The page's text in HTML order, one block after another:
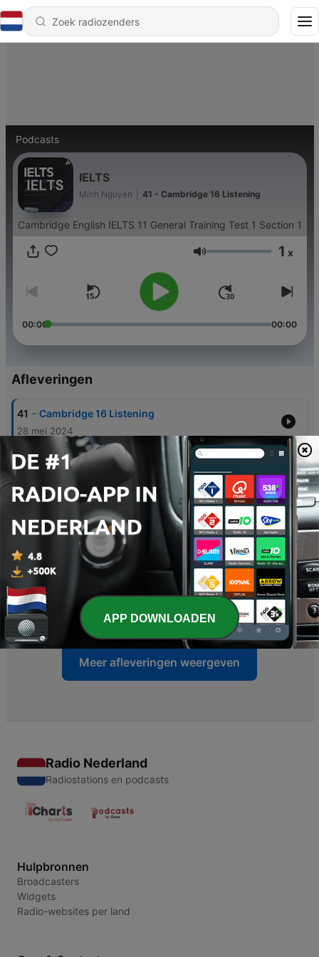
Podcasts
IELTS
Minh Nguyen 41 - Cambridge 16 Listening
Cambridge English IELTS 11 General Training Test 1 Section 1
Volume 1 x
00:00 00:00
Afleveringen
41 - Cambridge 16 Listening
28 mei 2024
31 - CAMBRIDGE VOCABULARY FOR IELTS (Inter)
20 - GT_IELTS15
27 aug. 2021
19 - GT_IELTS14
27 aug. 2021
18 - GT_IELTS13
27 aug. 2021
Meer afleveringen weergeven
Radio Nederland
Radiostations en podcasts
Hulpbronnen
Broadcasters
Widgets
Radio-websites per land
APP DOWNLOADEN